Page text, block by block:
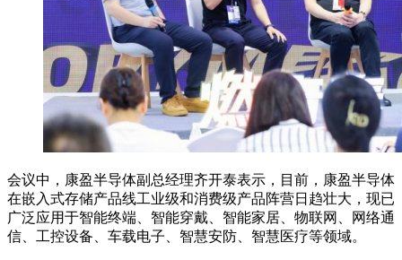
会议中，康盈半导体副总经理齐开泰表示，目前，康盈半导体
在嵌入式存储产品线工业级和消费级产品阵营日趋壮大，现已
广泛应用于智能终端、智能穿戴、智能家居、物联网、网络通
信、工控设备、车载电子、智慧安防、智慧医疗等领域。